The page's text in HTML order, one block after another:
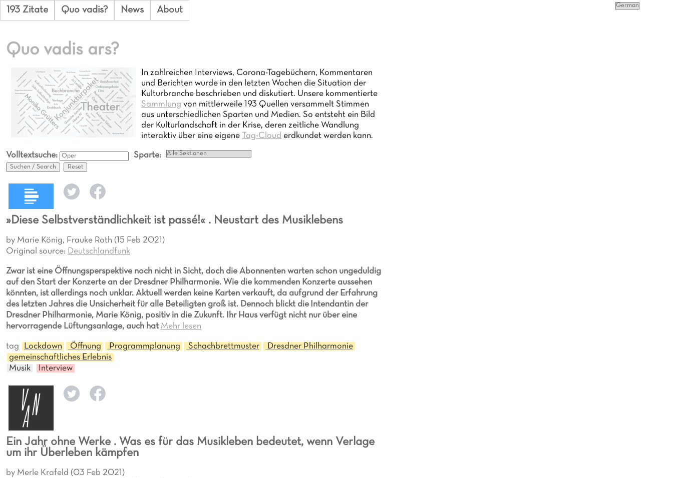
193 Zitate Quo vadis? News About
Quo vadis ars?
In zahlreichen Interviews, Corona-Tagebüchern, Kommentaren
und Berichten wurde in den letzten Wochen die Situation der
Kulturbranche beschrieben und diskutiert. Unsere kommentierte
Sammlung von mittlerweile 193 Quellen versammelt Stimmen
aus unterschiedlichen Sparten und Medien. So entsteht ein Bild
der Kulturlandschaft in der Krise, deren zeitliche Wandlung
interaktiv über eine eigene
Tag-Cloud erdkundet werden kann.
Volltextsuche: Sparte:
Suchen / Search Reset
»Diese Selbstverständlichkeit ist passé!« . Neustart des Musiklebens
by Marie König, Frauke Roth (15 Feb 2021)
Original source: Deutschlandfunk
Zwar ist eine Öffnungsperspektive noch nicht in Sicht, doch die Abonnenten warten schon ungeduldig
auf den Start der Konzerte an der Dresdner Philharmonie. Wie die kommenden Konzerte aussehen
könnten, ist allerdings noch unklar. Aktuell werden keine Karten verkauft, da aufgrund der Erfahrung
des letzten Jahres die Unsicherheit für alle Beteiligten groß ist. Dennoch blickt die Intendantin der
Dresdner Philharmonie, Marie König, positiv in die Zukunft. Ihr Haus verfügt nicht nur über eine
hervorragende Lüftungsanlage, auch hat Mehr lesen
tag Lockdown Öffnung Programmplanung Schachbrettmuster
Dresdner Philharmonie
gemeinschaftliches Erlebnis
Musik
Interview
Ein Jahr ohne Werke . Was es für das Musikleben bedeutet, wenn Verlage
um ihr Überleben kämpfen
by Merle Krafeld (03 Feb 2021)